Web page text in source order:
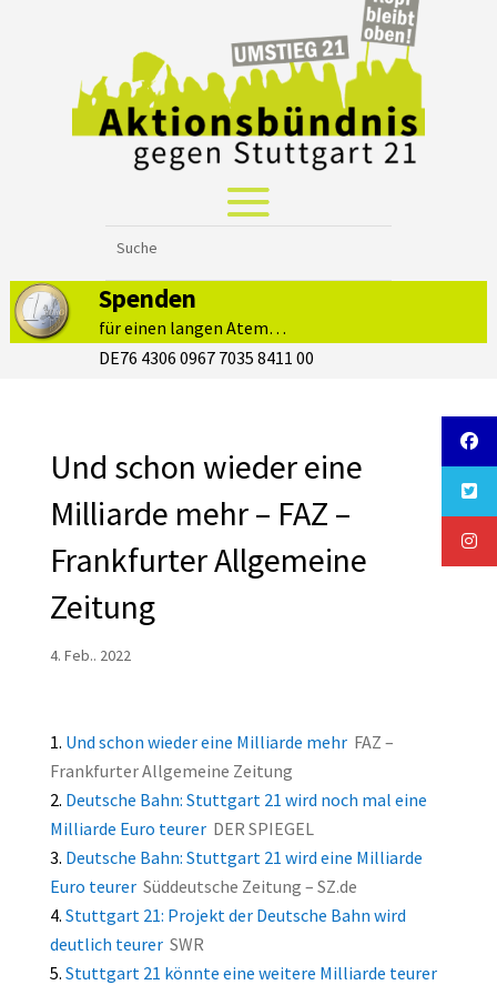
Spenden
für einen langen Atem…
DE76 4306 0967 7035 8411 00
Und schon wieder eine
Milliarde mehr – FAZ –
Frankfurter Allgemeine
Zeitung
4. Feb.. 2022
Und schon wieder eine Milliarde mehr FAZ –
Frankfurter Allgemeine Zeitung
Deutsche Bahn: Stuttgart 21 wird noch mal eine
Milliarde Euro teurer DER SPIEGEL
Deutsche Bahn: Stuttgart 21 wird eine Milliarde
Euro teurer Süddeutsche Zeitung – SZ.de
Stuttgart 21: Projekt der Deutsche Bahn wird
deutlich teurer SWR
Stuttgart 21 könnte eine weitere Milliarde teurer